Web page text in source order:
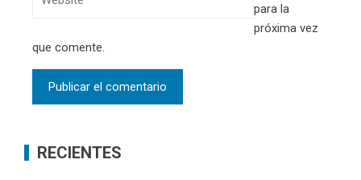
para la
próxima vez
que comente.
RECIENTES